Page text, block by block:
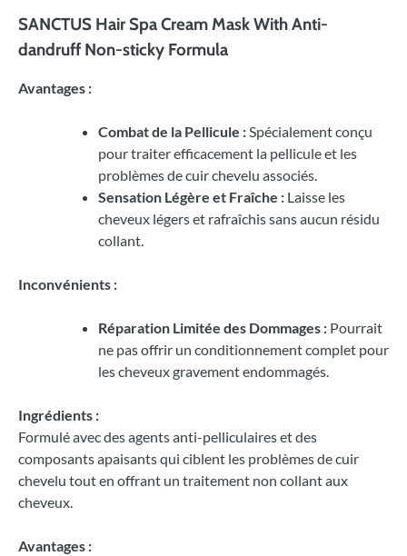
SANCTUS Hair Spa Cream Mask With Anti-
dandruff Non-sticky Formula
Avantages :
Combat de la Pellicule :Spécialement conçu
pour traiter efficacement la pellicule et les
problèmes de cuir chevelu associés.
Sensation Légère et Fraîche : Laisse les
cheveux légers et rafraîchis sans aucun résidu
collant.
Inconvénients :
Réparation Limitée des Dommages : Pourrait
ne pas offrir un conditionnement complet pour
les cheveux gravement endommagés.
Ingrédients :
Formulé avec des agents anti-pelliculaires et des
composants apaisants qui ciblent les problèmes de cuir
chevelu tout en offrant un traitement non collant aux
cheveux.
Avantages :